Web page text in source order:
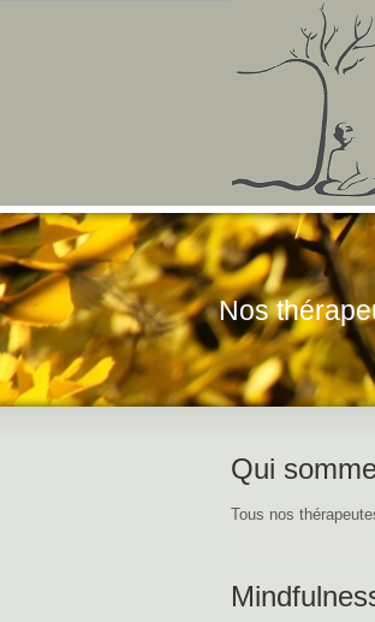
Nos
Qui
Tous nos